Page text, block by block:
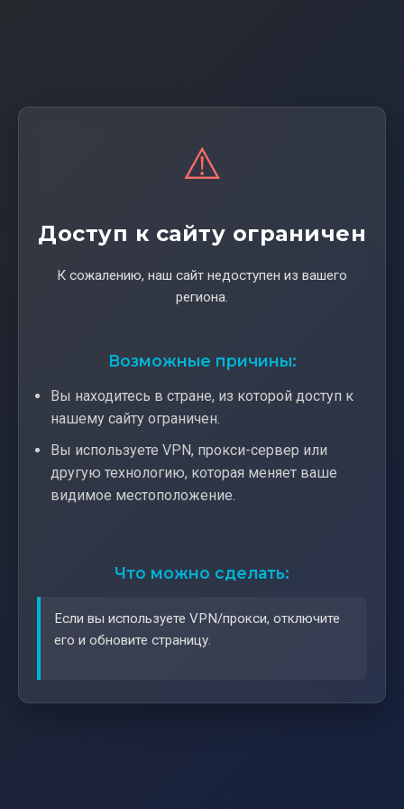
⚠️
Доступ к сайту ограничен
К сожалению, наш сайт недоступен из вашего
региона.
Возможные причины:
Вы находитесь в стране, из которой доступ к
нашему сайту ограничен.
Вы используете VPN, прокси-сервер или
другую технологию, которая меняет ваше
видимое местоположение.
Что можно сделать:
Если вы используете VPN/прокси, отключите
его и обновите страницу.